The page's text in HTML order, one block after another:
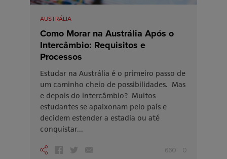
AUSTRÁLIA
Como Morar na Austrália Após o
Intercâmbio: Requisitos e
Processos
Estudar na Austrália é o primeiro passo de
um caminho cheio de possibilidades. Mas
e depois do intercâmbio? Muitos
estudantes se apaixonam pelo país e
decidem estender a estadia ou até
conquistar...
660 0